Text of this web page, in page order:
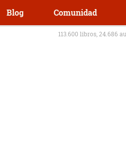
Blog Comunidad
113.600 libros, 24.686